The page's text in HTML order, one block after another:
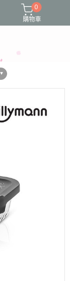
文章分享
0
購物車